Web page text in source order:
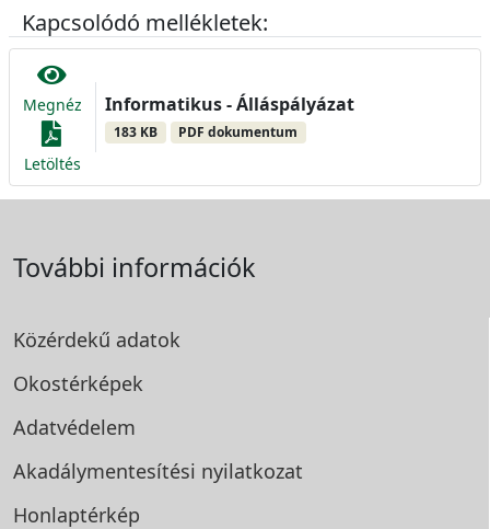
Kapcsolódó mellékletek:
Megnéz
Letöltés
Informatikus - Álláspályázat
183 KB PDF dokumentum
További információk
Közérdekű adatok
Okostérképek
Adatvédelem
Akadálymentesítési nyilatkozat
Honlaptérkép